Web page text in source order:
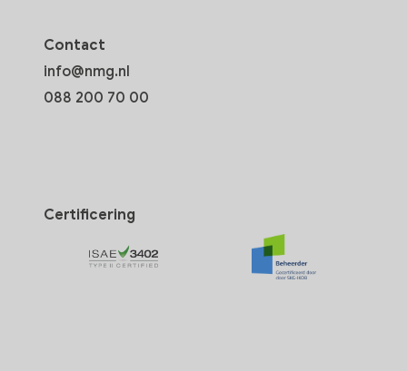
Contact
info@nmg.nl
088 200 70 00
Certificering